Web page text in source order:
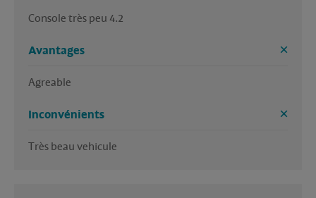
Console très peu 4.2
Avantages
Agreable
Inconvénients
Très beau vehicule